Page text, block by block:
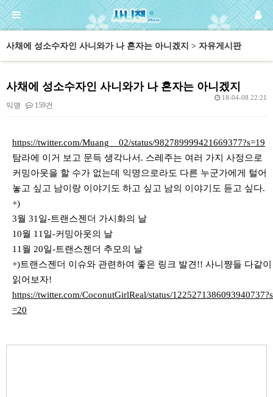
사채에 성소수자인 사니와가 나 혼자는 아니겠지 > 자유게시판
사채에 성소수자인 사니와가 나 혼자는 아니겠지
18-04-08 22:21
익명 159건
https://twitter.com/Muang__02/status/982789999421669377?s=19
탐라에 이거 보고 문득 생각나서. 스레주는 여러 가지 사정으로
커밍아웃을 할 수가 없는데 익명으로라도 다른 누군가에게 털어
놓고 싶고 남이랑 이야기도 하고 싶고 남의 이야기도 듣고 싶다.
+)
3월 31일-트랜스젠더 가시화의 날
10월 11일-커밍아웃의 날
11월 20일-트랜스젠더 추모의 날
+)트랜스젠더 이슈와 관련하여 좋은 링크 발견!! 사니쨩들 다같이
읽어보자!
https://twitter.com/CoconutGirlReal/status/1225271386093940737?s
=20